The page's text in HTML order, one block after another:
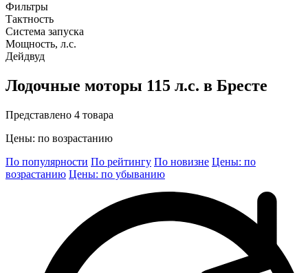
Фильтры
Тактность
Система запуска
Мощность, л.с.
Дейдвуд
Лодочные моторы 115 л.с. в Бресте
Представлено 4 товара
Цены: по возрастанию
По популярности По рейтингу По новизне Цены: по
возрастанию Цены: по убыванию